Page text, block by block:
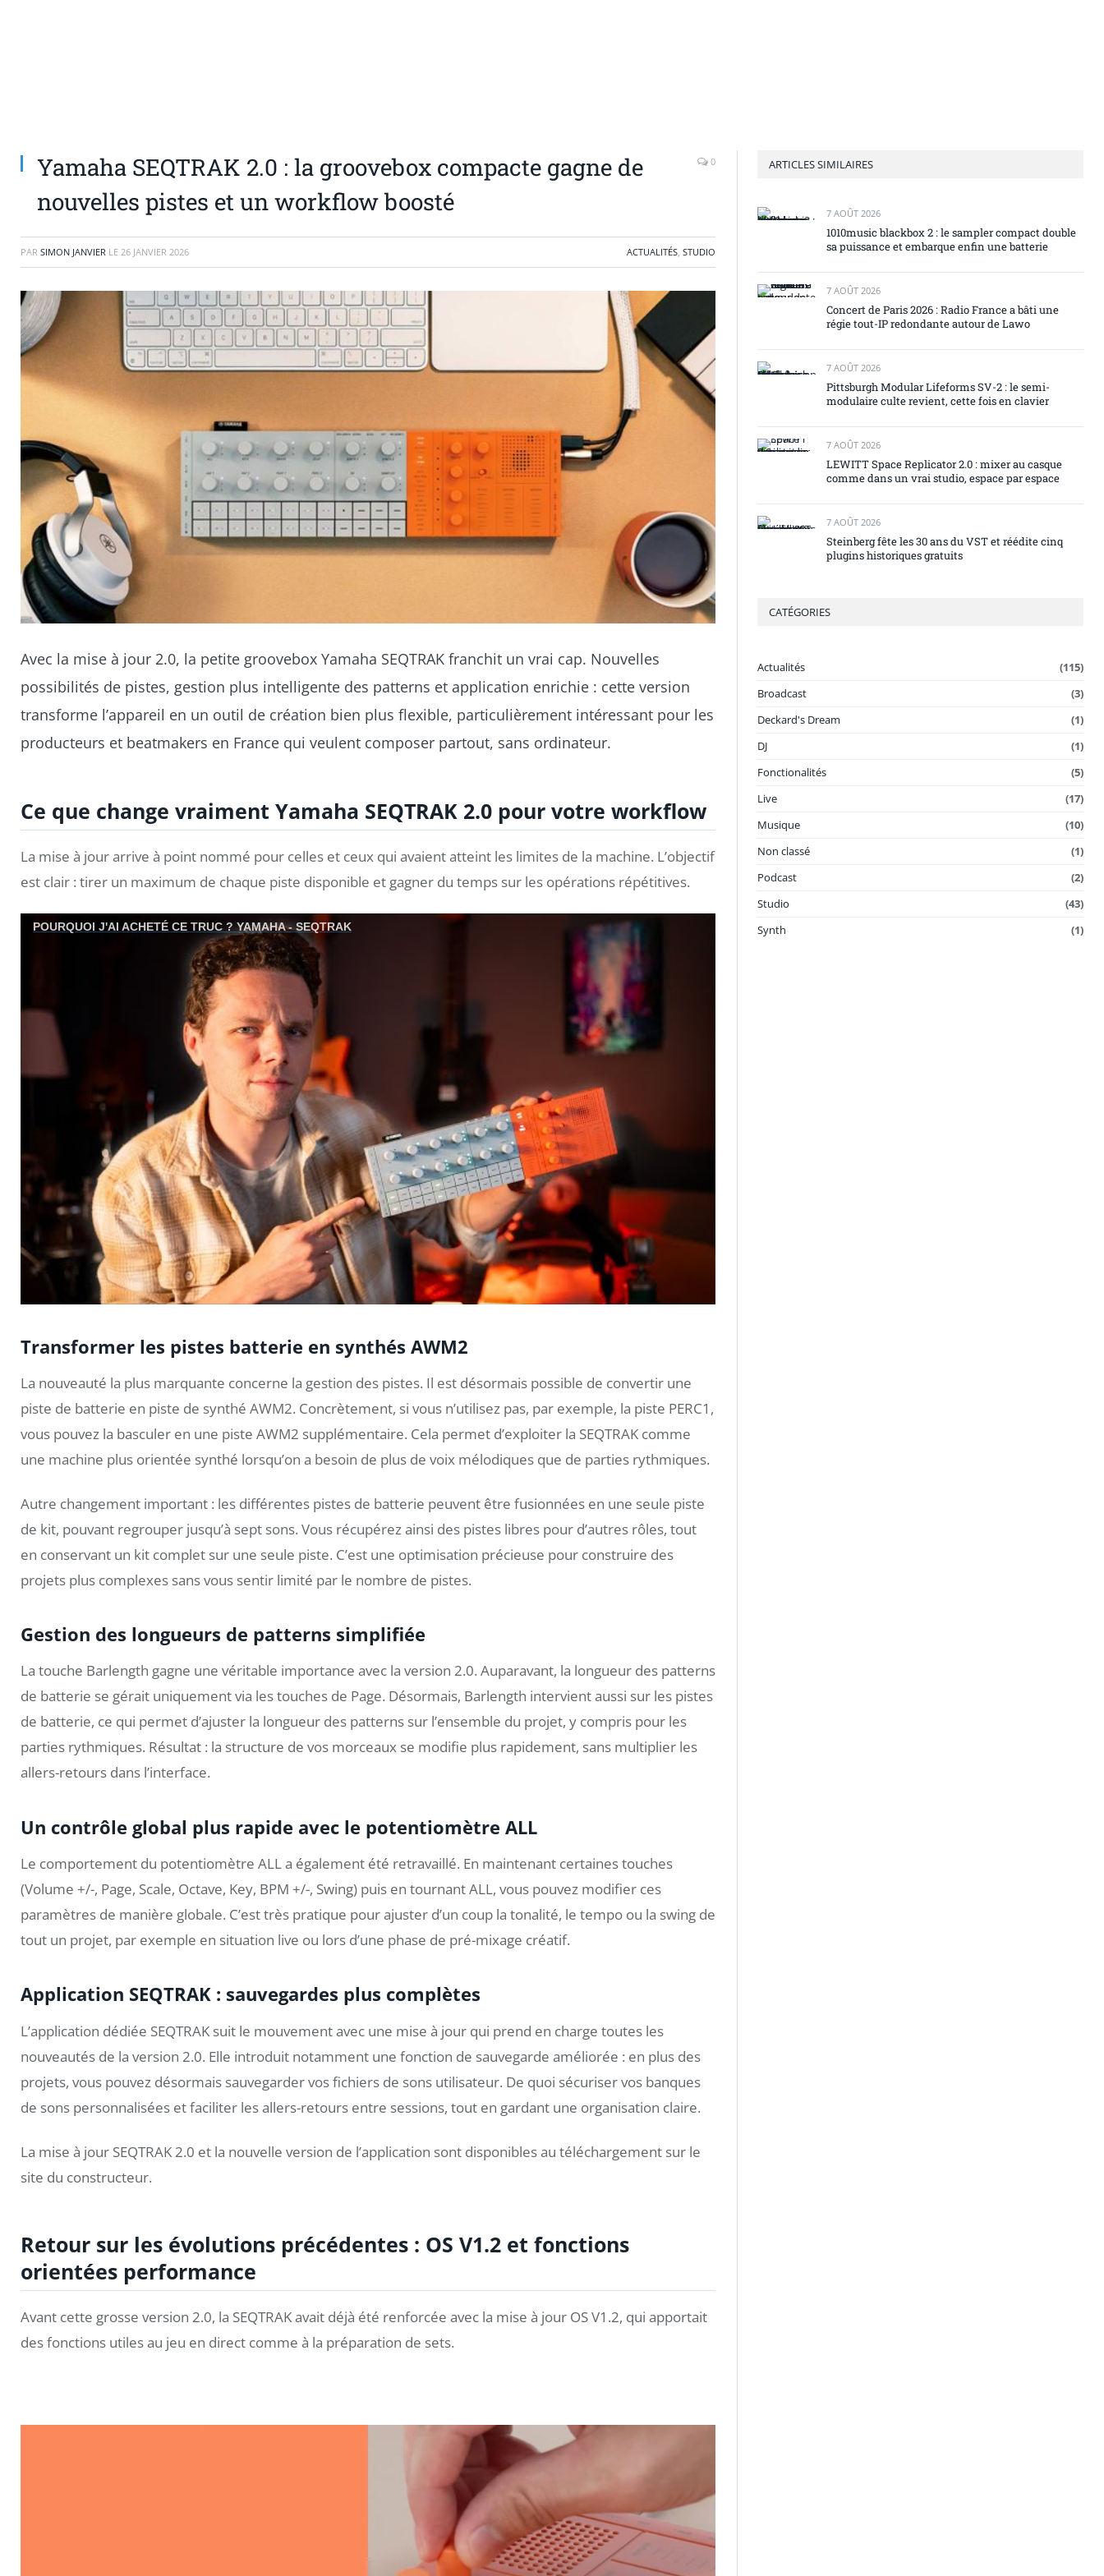
Yamaha SEQTRAK 2.0 : la groovebox compacte gagne de
nouvelles pistes et un workflow boosté
0
PAR SIMON JANVIER LE 26 JANVIER 2026 ACTUALITÉS, STUDIO
Avec la mise à jour 2.0, la petite groovebox Yamaha SEQTRAK franchit un vrai cap. Nouvelles
possibilités de pistes, gestion plus intelligente des patterns et application enrichie : cette version
transforme l’appareil en un outil de création bien plus flexible, particulièrement intéressant pour les
producteurs et beatmakers en France qui veulent composer partout, sans ordinateur.
Ce que change vraiment Yamaha SEQTRAK 2.0 pour votre workflow
La mise à jour arrive à point nommé pour celles et ceux qui avaient atteint les limites de la machine. L’objectif
est clair : tirer un maximum de chaque piste disponible et gagner du temps sur les opérations répétitives.
POURQUOI J'AI ACHETÉ CE TRUC ? YAMAHA - SEQTRAK
Transformer les pistes batterie en synthés AWM2
La nouveauté la plus marquante concerne la gestion des pistes. Il est désormais possible de convertir une
piste de batterie en piste de synthé AWM2. Concrètement, si vous n’utilisez pas, par exemple, la piste PERC1,
vous pouvez la basculer en une piste AWM2 supplémentaire. Cela permet d’exploiter la SEQTRAK comme
une machine plus orientée synthé lorsqu’on a besoin de plus de voix mélodiques que de parties rythmiques.
Autre changement important : les différentes pistes de batterie peuvent être fusionnées en une seule piste
de kit, pouvant regrouper jusqu’à sept sons. Vous récupérez ainsi des pistes libres pour d’autres rôles, tout
en conservant un kit complet sur une seule piste. C’est une optimisation précieuse pour construire des
projets plus complexes sans vous sentir limité par le nombre de pistes.
Gestion des longueurs de patterns simplifiée
La touche Barlength gagne une véritable importance avec la version 2.0. Auparavant, la longueur des patterns
de batterie se gérait uniquement via les touches de Page. Désormais, Barlength intervient aussi sur les pistes
de batterie, ce qui permet d’ajuster la longueur des patterns sur l’ensemble du projet, y compris pour les
parties rythmiques. Résultat : la structure de vos morceaux se modifie plus rapidement, sans multiplier les
allers-retours dans l’interface.
Un contrôle global plus rapide avec le potentiomètre ALL
Le comportement du potentiomètre ALL a également été retravaillé. En maintenant certaines touches
(Volume +/-, Page, Scale, Octave, Key, BPM +/-, Swing) puis en tournant ALL, vous pouvez modifier ces
paramètres de manière globale. C’est très pratique pour ajuster d’un coup la tonalité, le tempo ou la swing de
tout un projet, par exemple en situation live ou lors d’une phase de pré-mixage créatif.
Application SEQTRAK : sauvegardes plus complètes
L’application dédiée SEQTRAK suit le mouvement avec une mise à jour qui prend en charge toutes les
nouveautés de la version 2.0. Elle introduit notamment une fonction de sauvegarde améliorée : en plus des
projets, vous pouvez désormais sauvegarder vos fichiers de sons utilisateur. De quoi sécuriser vos banques
de sons personnalisées et faciliter les allers-retours entre sessions, tout en gardant une organisation claire.
La mise à jour SEQTRAK 2.0 et la nouvelle version de l’application sont disponibles au téléchargement sur le
site du constructeur.
Retour sur les évolutions précédentes : OS V1.2 et fonctions
orientées performance
Avant cette grosse version 2.0, la SEQTRAK avait déjà été renforcée avec la mise à jour OS V1.2, qui apportait
des fonctions utiles au jeu en direct comme à la préparation de sets.
ARTICLES SIMILAIRES
7 AOÛT 2026
1010music blackbox 2 : le sampler compact double
sa puissance et embarque enfin une batterie
7 AOÛT 2026
Concert de Paris 2026 : Radio France a bâti une
régie tout-IP redondante autour de Lawo
7 AOÛT 2026
Pittsburgh Modular Lifeforms SV-2 : le semi-
modulaire culte revient, cette fois en clavier
7 AOÛT 2026
LEWITT Space Replicator 2.0 : mixer au casque
comme dans un vrai studio, espace par espace
7 AOÛT 2026
Steinberg fête les 30 ans du VST et réédite cinq
plugins historiques gratuits
CATÉGORIES
Actualités
(115)
Broadcast
(3)
Deckard's Dream
(1)
DJ
(1)
Fonctionalités
(5)
Live
(17)
Musique
(10)
Non classé
(1)
Podcast
(2)
Studio
(43)
Synth
(1)